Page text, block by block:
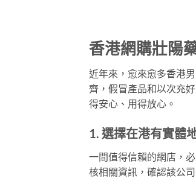
香港網購壯陽
近年來，愈來愈多香港
齊，假冒產品和以次充
得安心、用得放心。
1. 選擇在港有實體
一間值得信賴的網店，
核相關資訊，確認該公